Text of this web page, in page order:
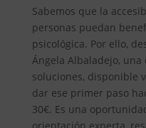
Sabemos que la
personas puedan
psicológica. Por ello,
Ángela Albaladejo,
soluciones, disponible
dar ese primer paso
30€. Es una